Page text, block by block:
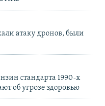
атаку дронов, были
стандарта 1990-х
об угрозе здоровью